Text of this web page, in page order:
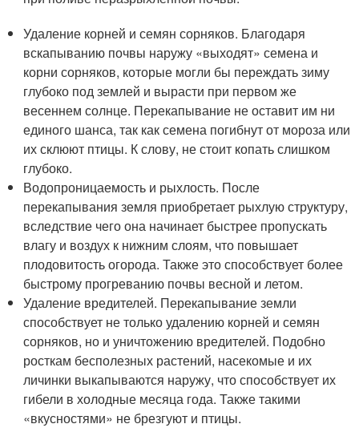
Удаление корней и семян сорняков. Благодаря
вскапыванию почвы наружу «выходят» семена и
корни сорняков, которые могли бы переждать зиму
глубоко под землей и вырасти при первом же
весеннем солнце. Перекапывание не оставит им ни
единого шанса, так как семена погибнут от мороза или
их склюют птицы. К слову, не стоит копать слишком
глубоко.
Водопроницаемость и рыхлость. После
перекапывания земля приобретает рыхлую структуру,
вследствие чего она начинает быстрее пропускать
влагу и воздух к нижним слоям, что повышает
плодовитость огорода. Также это способствует более
быстрому прогреванию почвы весной и летом.
Удаление вредителей. Перекапывание земли
способствует не только удалению корней и семян
сорняков, но и уничтожению вредителей. Подобно
росткам бесполезных растений, насекомые и их
личинки выкапываются наружу, что способствует их
гибели в холодные месяца года. Также такими
«вкусностями» не брезгуют и птицы.